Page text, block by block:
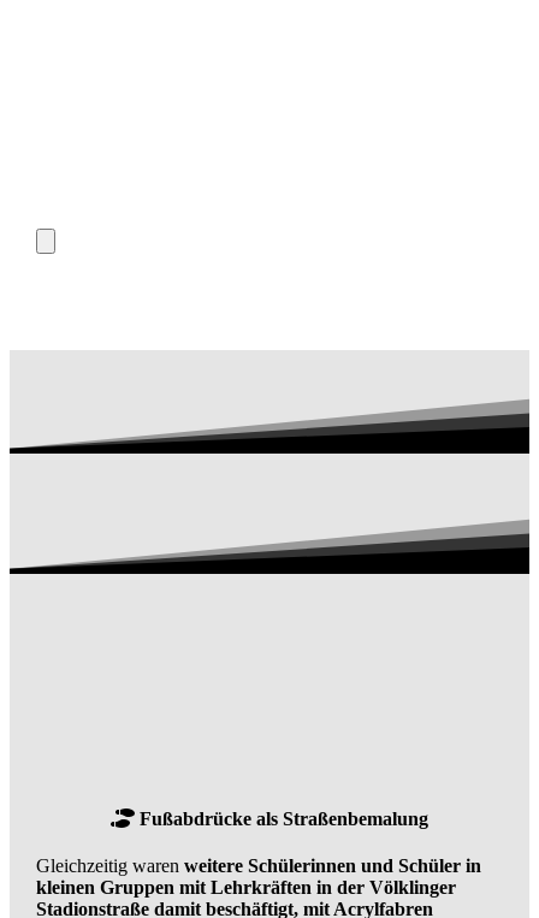
Fußabdrücke als Straßenbemalung
Gleichzeitig waren weitere Schülerinnen und Schüler in
kleinen Gruppen mit Lehrkräften in der Völklinger
Stadionstraße damit beschäftigt, mit Acrylfabren